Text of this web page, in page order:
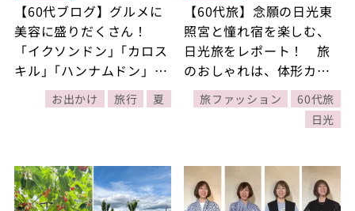
【60代ブログ】グルメに
美容に盛りだくさん！
「イクソンドン」｢カロス
キル｣「ハンナムドン」を
巡る韓国旅2泊３日【素敵
ブロガー･西谷博美さん】
お出かけ 旅行 夏
【60代旅】念願の日光東
照宮と憧れ宿を楽しむ、
日光旅をレポート！ 旅
のおしゃれは、体形カバ
ーも涼しさも叶えるサッ
カー地のシャツで♪【一
度は泊ってみたい宿】
旅ファッション
60代旅
日光